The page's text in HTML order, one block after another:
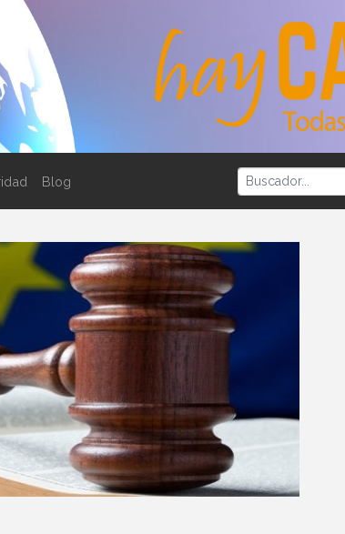
Blog